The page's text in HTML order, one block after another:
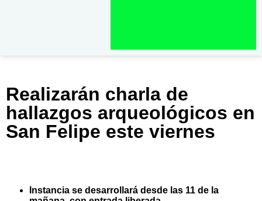
Realizarán charla de
hallazgos arqueológicos en
San Felipe este viernes
Instancia se desarrollará desde las 11 de la